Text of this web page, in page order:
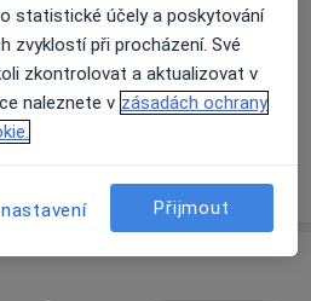
(1)
online kalendář
o zkušenostech
statistické účely a poskytování
zvyklostí při procházení. Své
zkontrolovat a aktualizovat v
naleznete v zásadách ochrany
Přijmout